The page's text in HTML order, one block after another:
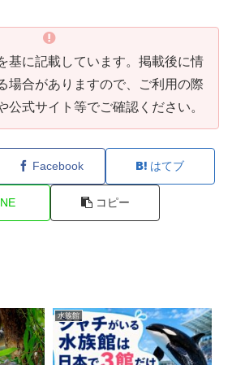
基に記載しています。掲載後に情
場合がありますので、ご利用の際
公式サイト等でご確認ください。
Facebook はてブ
コピー
水族館